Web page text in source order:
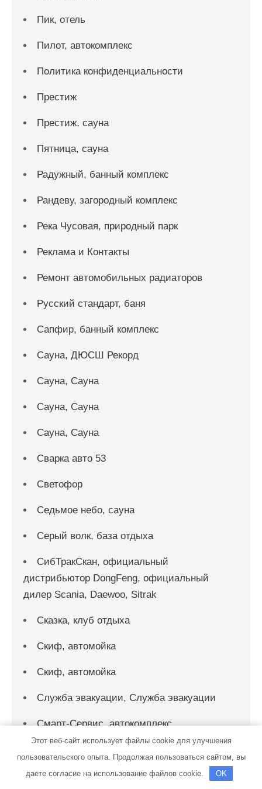
Пик, отель
Пилот, автокомплекс
Политика конфиденциальности
Престиж
Престиж, сауна
Пятница, сауна
Радужный, банный комплекс
Рандеву, загородный комплекс
Река Чусовая, природный парк
Реклама и Контакты
Ремонт автомобильных радиаторов
Русский стандарт, баня
Сапфир, банный комплекс
Сауна, ДЮСШ Рекорд
Сауна, Сауна
Сауна, Сауна
Сауна, Сауна
Сварка авто 53
Светофор
Седьмое небо, сауна
Серый волк, база отдыха
СибТракСкан, официальный
дистрибьютор DongFeng, официальный
дилер Scania, Daewoo, Sitrak
Сказка, клуб отдыха
Скиф, автомойка
Скиф, автомойка
Служба эвакуации, Служба эвакуации
Смарт-Сервис, автокомплекс
СТО
Этот веб-сайт использует файлы cookie для улучшения
пользовательского опыта. Продолжая пользоваться сайтом, вы
даете согласие на использование файлов cookie.
OK